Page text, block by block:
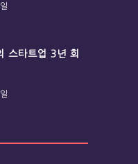
스타트업 3년 회